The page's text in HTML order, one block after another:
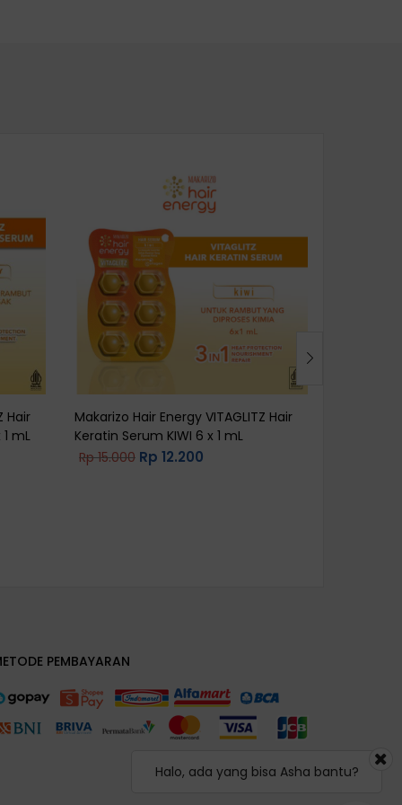
Hair
mL
Makarizo Hair Energy VITAGLITZ Hair
Keratin Serum KIWI 6 x 1 mL
Rp15.000 Rp 12.200
Halo, ada yang bisa Asha bantu?
PEMBAYARAN